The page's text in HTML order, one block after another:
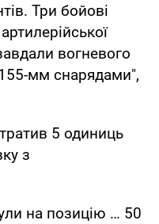
Три бойові
вогневого
мм снарядами",
5 одиниць
з
на позицію … 50